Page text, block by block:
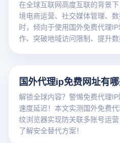
在全球互联网高度互联的背景
境电商运营、社交媒体管理、
时，倾向于使用国外免费代理
作、突破地域访问限制、提升
国外代理ip免费网址有
解锁全球内容？警惕免费代理
速度延迟！本文实测国外免费
纹浏览器实现防关联多账号运
了解安全替代方案！